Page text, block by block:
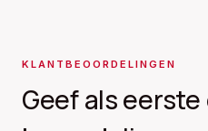
KLANTBEOORDELINGEN
Geef als eerste